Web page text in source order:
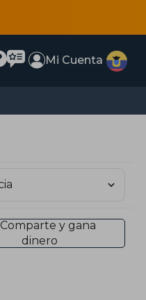
Mi Cuenta
Comparte y gana
dinero